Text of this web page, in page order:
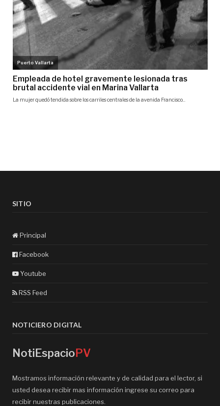
SITIO
Principal
Facebook
Youtube
RSS Feed
NOTICIERO DIGITAL
NotiEspacioPV
Mostramos información relevante y de calidad para el lector, si
usted desea recibir mas información ingrese su correo para
recibir nuestras publicaciones.